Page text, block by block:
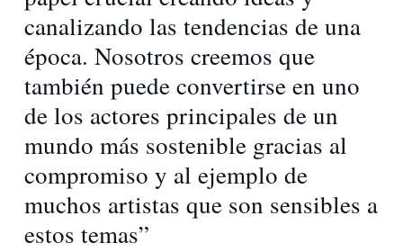
canalizando las tendencias de una
época. Nosotros creemos que
también puede convertirse en uno
de los actores principales de un
mundo más sostenible gracias al
compromiso y al ejemplo de
muchos artistas que son sensibles a
estos temas”